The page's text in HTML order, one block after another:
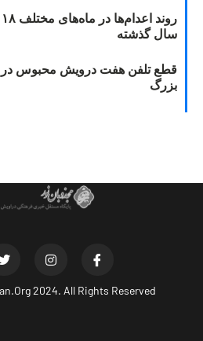
سال گذشته
قطع تلفن هفت درویش محبوس در
بزرگ
2024. All Rights Reserved